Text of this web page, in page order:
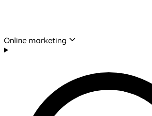
Online marketing